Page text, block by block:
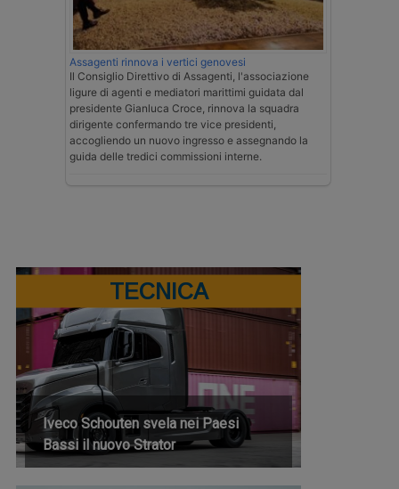
Assagenti rinnova i vertici genovesi
Il Consiglio Direttivo di Assagenti, l'associazione
ligure di agenti e mediatori marittimi guidata dal
presidente Gianluca Croce, rinnova la squadra
dirigente confermando tre vice presidenti,
accogliendo un nuovo ingresso e assegnando la
guida delle tredici commissioni interne.
TECNICA
Iveco Schouten svela nei Paesi
Bassi il nuovo Strator